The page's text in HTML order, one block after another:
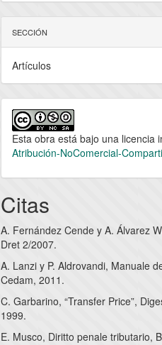
SECCIÓN
Artículos
Esta obra está bajo una licencia
Atribución-NoComercial-
Citas
A. Fernández Cende y A. Álvarez
Dret 2/2007.
A. Lanzi y P. Aldrovandi, Manuale
Cedam, 2011.
C. Garbarino, “Transfer Price”,
1999.
E. Musco, Diritto penale tributario,